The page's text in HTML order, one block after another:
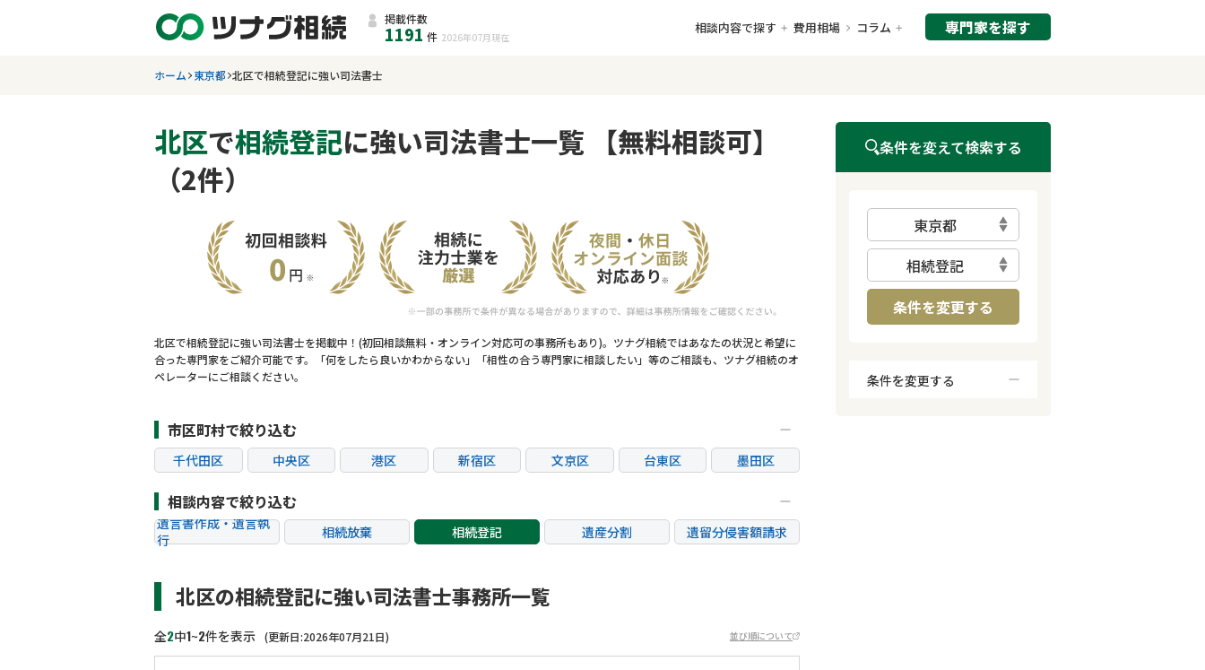
掲載件数
1191 件 2026年07月 現在
相談内容で探す 費用相場 コラム 専門家を探す
ホーム 東京都 北区で相続登記に強い司法書士
北区で相続登記に強い司法書士一覧 【無料相談可】
（2件）
北区で相続登記に強い司法書士を掲載中！(初回相談無料・オンライン対応可の事務所もあり)。ツナグ相続ではあなたの状況と希望に
合った専門家をご紹介可能です。「何をしたら良いかわからない」「相性の合う専門家に相談したい」等のご相談も、ツナグ相続のオ
ペレーターにご相談ください。
市区町村で絞り込む
千代田区 中央区 港区 新宿区 文京区 台東区
墨田区
杉並区
豊島区 北区 荒川区 板橋区 練馬区
足立区
葛飾区
江戸川区 八王子市 立川市 三鷹市 府中市
調布市
狛江市
東大和市 清瀬市 稲城市
相談内容で絞り込む
遺言書作成・遺言執
行
相続放棄 相続登記 遺産分割
遺留分侵害額請求
贈与税
生前対策 相続人調査
北区の相続登記に強い司法書士事務所一覧
全2中1~2件を表示 (更新日:2026年07月21日) 並び順について
条件を変えて検索する
東京都
相続登記
条件を変更する
条件を変更する